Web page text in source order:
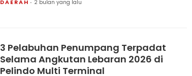
DAERAH 2 bulan yang lalu
3 Pelabuhan Penumpang Terpadat
Selama Angkutan Lebaran 2026 di
Pelindo Multi Terminal